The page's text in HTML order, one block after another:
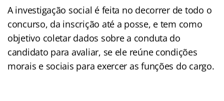
A investigação social é feita no decorrer de todo o
concurso, da inscrição até a posse, e tem como
objetivo coletar dados sobre a conduta do
candidato para avaliar, se ele reúne condições
morais e sociais para exercer as funções do cargo.